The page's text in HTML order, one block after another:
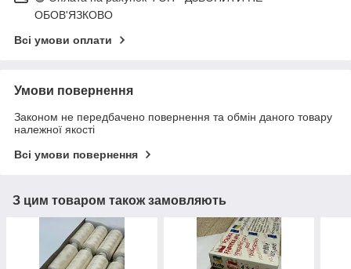
ОБОВ'ЯЗКОВО
Всі умови оплати
Умови повернення
Законом не передбачено повернення та обмін даного товару
належної якості
Всі умови повернення
З цим товаром також замовляють